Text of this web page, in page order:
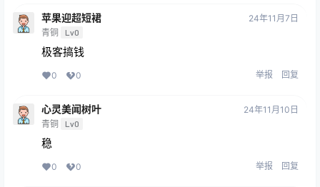
苹果迎超短裙
青铜 Lv0
24年11月7日
极客搞钱
0 0 举报 回复
心灵美闻树叶
青铜 Lv0
24年11月10日
稳
0 0 举报 回复